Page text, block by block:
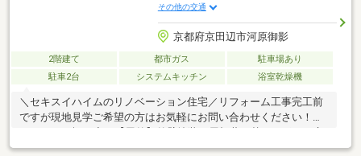
その他の交通
京都府京田辺市河原御影
2階建て 都市ガス
駐車場あり
駐車2台
システムキッチン 浴室乾燥機
＼セキスイハイムのリノベーション住宅／リフォーム工事完工前
ですが現地見学ご希望の方はお気軽にお問い合わせください！◇
換、門灯交換、2Fテラス屋根撤去、カーポート撤去、戸車(雨戸・